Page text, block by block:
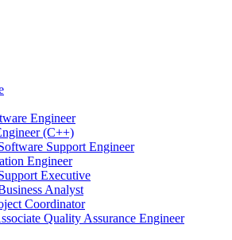
Engineer
(C++)
Support Engineer
Engineer
Executive
Analyst
Coordinator
Quality Assurance Engineer